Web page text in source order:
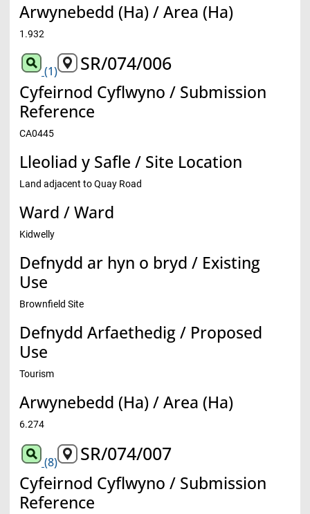
Arwynebedd (Ha) / Area (Ha)
1.932
(1) SR/074/006
Cyfeirnod Cyflwyno / Submission
Reference
CA0445
Lleoliad y Safle / Site Location
Land adjacent to Quay Road
Ward / Ward
Kidwelly
Defnydd ar hyn o bryd / Existing
Use
Brownfield Site
Defnydd Arfaethedig / Proposed
Use
Tourism
Arwynebedd (Ha) / Area (Ha)
6.274
(8) SR/074/007
Cyfeirnod Cyflwyno / Submission
Reference